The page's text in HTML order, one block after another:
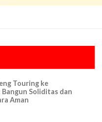
Touring ke
Soliditas dan
Aman